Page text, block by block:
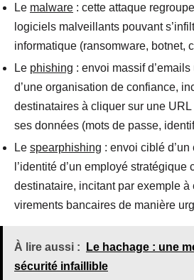
Le malware : cette attaque
logiciels malveillants pouvant
informatique (ransomware, botnet,
Le phishing : envoi massif
d’une organisation de confiance,
destinataires à cliquer sur une
ses données (mots de passe,
Le spearphishing : envoi ciblé
l’identité d’un employé stratégique
destinataire, incitant par exemple à
virements bancaires de manière
À lire aussi :
Le hachage : une
sécurité infaillible